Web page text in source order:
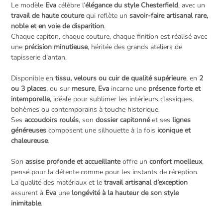
Le modèle Eva célèbre l’élégance du style Chesterfield, avec un
travail de haute couturequi reflète unsavoir-faire artisanal rare,
noble et en voie de disparition.
Chaque capiton, chaque couture, chaque finition est réalisé avec
une précision minutieuse, héritée des grands ateliers de
tapisserie d’antan.
Disponible entissu, velours ou cuir de qualité supérieure, en 2
ou 3 places, ou sur mesure, Eva incarne une présence forte et
intemporelle, idéale pour sublimer les intérieurs classiques,
bohèmes ou contemporains à touche historique.
Sesaccoudoirs roulés, sondossier capitonnéet ses lignes
généreuses composent une silhouette à la fois iconique et
chaleureuse.
Sonassise profonde et accueillanteoffre unconfort moelleux,
pensé pour la détente comme pour les instants de réception.
La qualité des matériaux et letravail artisanal d’exception
assurent à Eva une longévité à la hauteur de son style
inimitable.